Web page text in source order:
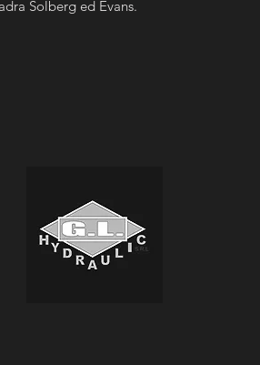
Solberg ed Evans.